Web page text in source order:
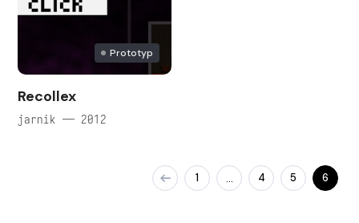
Prototyp
Recollex
jarnik — 2012
1 … 4 5 6